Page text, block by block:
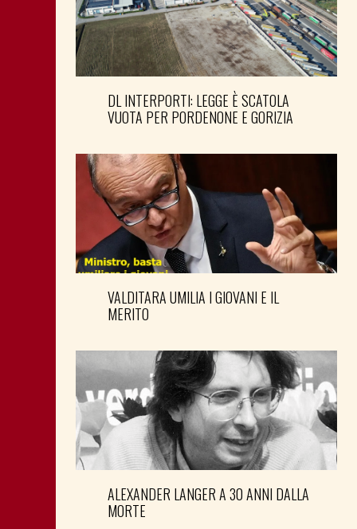
DL INTERPORTI: LEGGE È SCATOLA
VUOTA PER PORDENONE E GORIZIA
VALDITARA UMILIA I GIOVANI E IL
MERITO
ALEXANDER LANGER A 30 ANNI DALLA
MORTE